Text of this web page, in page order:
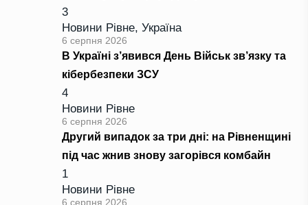
3
Новини Рівне, Україна
6 серпня 2026
В Україні з’явився День Військ зв’язку та
кібербезпеки ЗСУ
4
Новини Рівне
6 серпня 2026
Другий випадок за три дні: на Рівненщині
під час жнив знову загорівся комбайн
1
Новини Рівне
6 серпня 2026